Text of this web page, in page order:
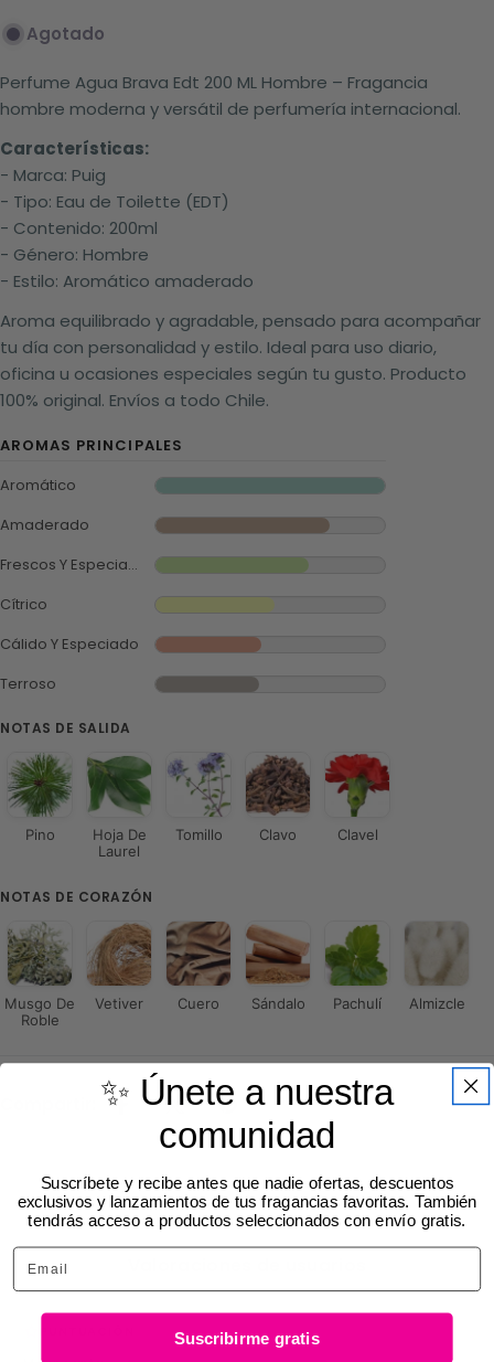
Agotado
Perfume Agua Brava Edt 200 ML Hombre – Fragancia
hombre moderna y versátil de perfumería internacional.
Características:
- Marca: Puig
- Tipo: Eau de Toilette (EDT)
- Contenido: 200ml
- Género: Hombre
- Estilo: Aromático amaderado
Aroma equilibrado y agradable, pensado para acompañar
tu día con personalidad y estilo. Ideal para uso diario,
oficina u ocasiones especiales según tu gusto. Producto
100% original. Envíos a todo Chile.
AROMAS PRINCIPALES
Aromático
Amaderado
Frescos Y Especiados
Cítrico
Cálido Y Especiado
Terroso
NOTAS DE SALIDA
Pino
Hoja De
Laurel
Tomillo Clavo Clavel
NOTAS DE CORAZÓN
Musgo De
Roble
Vetiver Cuero Sándalo Pachulí Almizcle
Basado en votos de la comunidad
✨ Únete a nuestra
comunidad
Suscríbete y recibe antes que nadie ofertas, descuentos
exclusivos y lanzamientos de tus fragancias favoritas. También
tendrás acceso a productos seleccionados con envío gratis.
Email
Suscribirme gratis